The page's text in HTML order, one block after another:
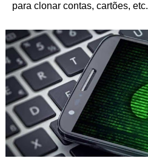
para clonar contas, cartões, etc.